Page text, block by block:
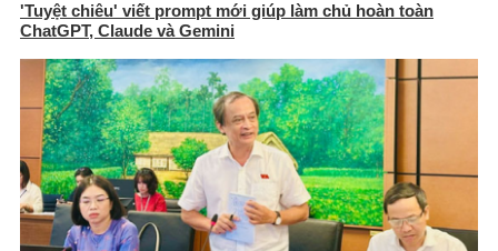
'Tuyệt chiêu' viết prompt mới giúp làm chủ hoàn toàn
ChatGPT, Claude và Gemini